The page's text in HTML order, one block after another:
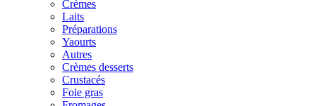
Crèmes
Laits
Préparations
Yaourts
Autres
Crèmes desserts
Crustacés
Foie gras